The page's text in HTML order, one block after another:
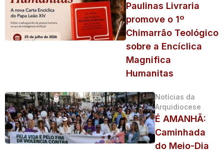
Paulinas Livraria
promove o 1º
Chimarrão Teológico
sobre a Encíclica
Magnifica
Humanitas
Notícias da
Arquidiocese
É AMANHÃ:
Caminhada
do Meio-Dia